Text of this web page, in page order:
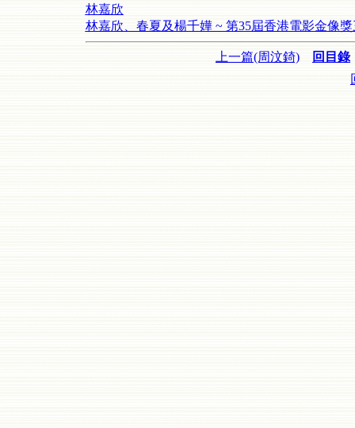
林嘉欣
林嘉欣、春夏及楊千嬅 ~ 第35屆香港電影金像
上一篇(周汶錡)
回目錄